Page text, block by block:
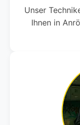
Unser
Ihnen in